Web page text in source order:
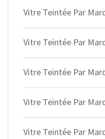
Vitre Teintée Par
Vitre Teintée Par
Vitre Teintée Par
Vitre Teintée Par
Vitre Teintée Par